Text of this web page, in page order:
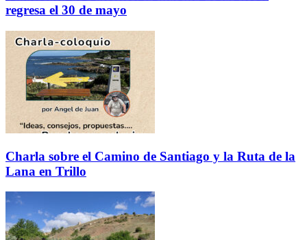
regresa el 30 de mayo
Charla sobre el Camino de Santiago y la Ruta de la
Lana en Trillo